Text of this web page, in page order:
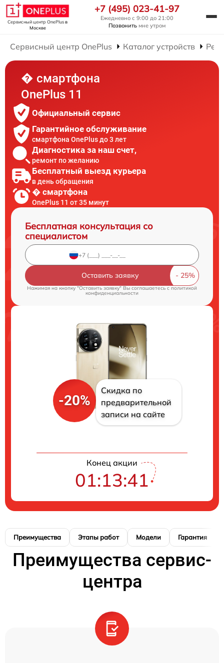
Сервисный центр OnePlusв
Москве
+7 (495) 023-41-97
Ежедневно с 9:00 до 21:00
Позвонить мне утром
Сервисный центр OnePlus Каталог устройств
� смартфона
OnePlus 11
Официальный сервис
Гарантийное обслуживание
смартфона OnePlus до 3 лет
Диагностика за наш счет,
ремонт по желанию
Бесплатный выезд курьера
в день обращения
� смартфона
OnePlus 11 от 35 минут
Бесплатная консультация со
специалистом
Оставить заявку
Нажимая на кнопку "Оставить заявку" Вы соглашаетесь c политикой
конфиденциальности
-20%
Скидка по
предварительной
записи на сайте
Конец акции
01:13:41
Преимущества Этапы работ Модели Гарантия
Преимущества сервис-
центра